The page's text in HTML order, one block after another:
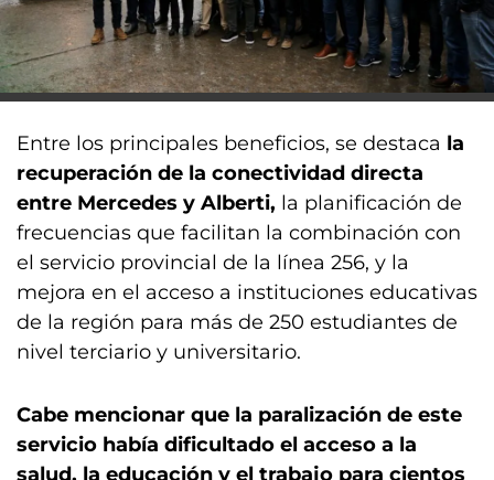
Entre los principales beneficios, se destaca la
recuperación de la conectividad directa
entre Mercedes y Alberti, la planificación de
frecuencias que facilitan la combinación con
el servicio provincial de la línea 256, y la
mejora en el acceso a instituciones educativas
de la región para más de 250 estudiantes de
nivel terciario y universitario.
Cabe mencionar que la paralización de este
servicio había dificultado el acceso a la
salud, la educación y el trabajo para cientos